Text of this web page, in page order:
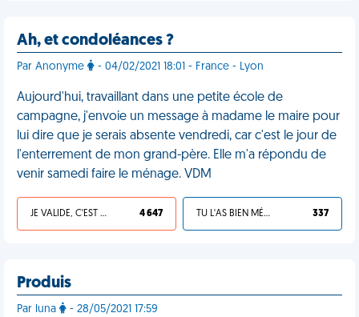
Ah, et condoléances ?
Par Anonyme - 04/02/2021 18:01 - France - Lyon
Aujourd'hui, travaillant dans une petite école de
campagne, j'envoie un message à madame le maire pour
lui dire que je serais absente vendredi, car c'est le jour de
l'enterrement de mon grand-père. Elle m'a répondu de
venir samedi faire le ménage. VDM
JE VALIDE, C'EST UNE VDM 4 647 TU L'AS BIEN MÉRITÉ 337
Produis
Par luna - 28/05/2021 17:59